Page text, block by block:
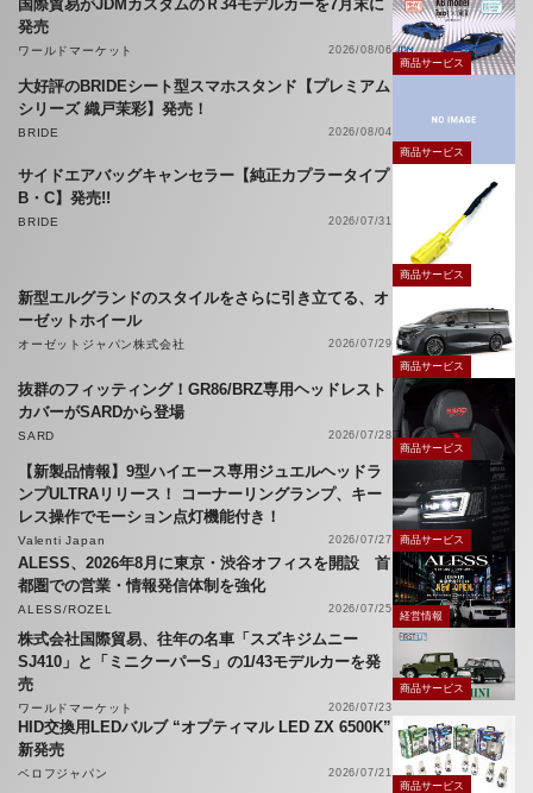
国際貿易がJDMカスタムのＲ34モデルカーを7月末に
発売
ワールドマーケット
2026/08/06
商品サービス
大好評のBRIDEシート型スマホスタンド【プレミアム
シリーズ 織戸茉彩】発売！
BRIDE
2026/08/04
商品サービス
サイドエアバッグキャンセラー【純正カプラータイプ
B・C】発売!!
BRIDE 2026/07/31
商品サービス
新型エルグランドのスタイルをさらに引き立てる、オ
ーゼットホイール
オーゼットジャパン株式会社
2026/07/29
商品サービス
抜群のフィッティング！GR86/BRZ専用ヘッドレスト
カバーがSARDから登場
SARD
2026/07/28
商品サービス
【新製品情報】9型ハイエース専用ジュエルヘッドラ
ンプULTRAリリース！ コーナーリングランプ、キー
レス操作でモーション点灯機能付き！
Valenti Japan 2026/07/27 商品サービス
ALESS、2026年8月に東京・渋谷オフィスを開設 首
都圏での営業・情報発信体制を強化
ALESS/ROZEL 2026/07/25
経営情報
株式会社国際貿易、往年の名車「スズキジムニー
SJ410」と「ミニクーパーS」の1/43モデルカーを発
売
ワールドマーケット 2026/07/23
商品サービス
HID交換用LEDバルブ “オプティマル LED ZX 6500K”
新発売
ベロフジャパン
2026/07/21
商品サービス